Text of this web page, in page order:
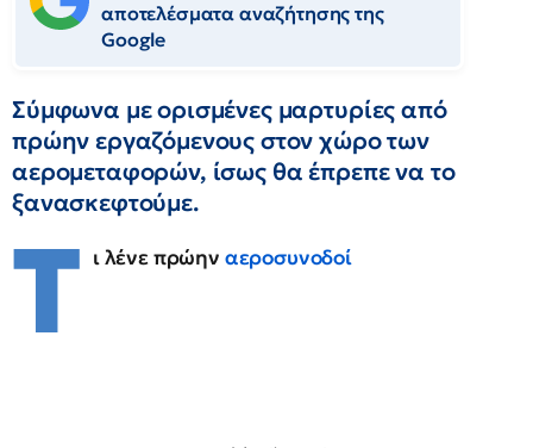
αποτελέσματα αναζήτησης της
Google
Σύμφωνα με ορισμένες μαρτυρίες από
πρώην εργαζόμενους στον χώρο των
αερομεταφορών, ίσως θα έπρεπε να το
ξανασκεφτούμε.
Τ ι λένε πρώην αεροσυνοδοί